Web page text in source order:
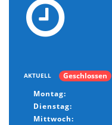
AKTUELL
Geschlossen
Montag:
Dienstag:
Mittwoch: